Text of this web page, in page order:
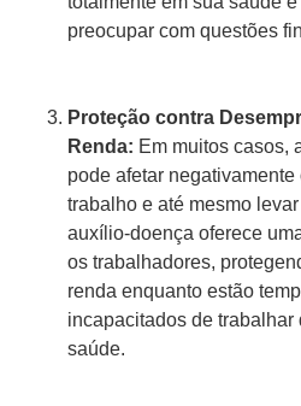
preocupar com questões
Proteção contra
Renda: Em muitos casos,
pode afetar
trabalho e até mesmo
auxílio-doença oferece
os trabalhadores,
renda enquanto estão
incapacitados de
saúde.